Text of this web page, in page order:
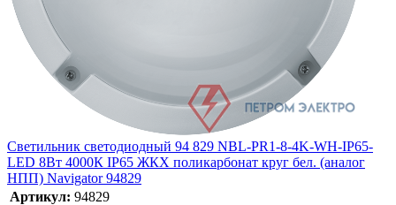
Светильник светодиодный 94 829 NBL-PR1-8-4K-WH-IP65-
LED 8Вт 4000К IP65 ЖКХ поликарбонат круг бел. (аналог
НПП) Navigator 94829
Артикул: 94829